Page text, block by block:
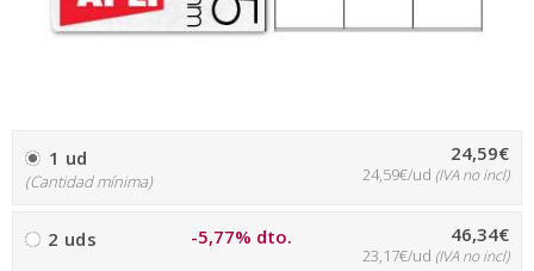
1 ud
(Cantidad mínima)
24,59€
24,59€/ud (IVA no incl)
2 uds -5,77% dto. 46,34€
23,17€/ud (IVA no incl)